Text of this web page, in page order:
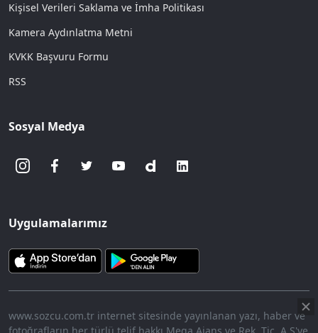
Kişisel Verileri Saklama ve İmha Politikası
Kamera Aydınlatma Metni
KVKK Başvuru Formu
RSS
Sosyal Medya
Uygulamalarımız
www.sozcu.com.tr internet sitesinde yayınlanan yazı, haber ve
fotoğrafların her türlü telif hakkı Mega Ajans ve Rek. Tic. A.Ş'ye